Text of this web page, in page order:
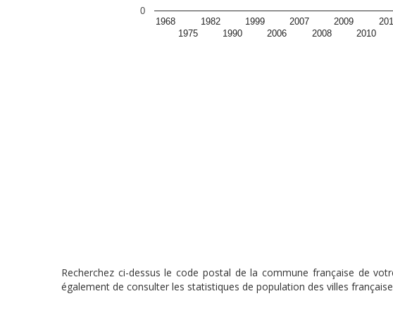
1968
1975
1982
1990
1999
2006
2007
2008
2009
2010
0
Recherchez ci-dessus le code postal de la commune française de
également de consulter les statistiques de population des villes